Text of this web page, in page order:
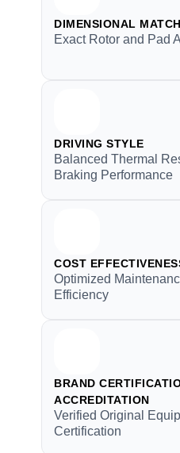
DIMENSIONAL MATCH
Exact Rotor and Pad
DRIVING STYLE
Balanced Thermal
Braking Performance
COST
Optimized
Efficiency
BRAND
ACCREDITATION
Verified Original
Certification